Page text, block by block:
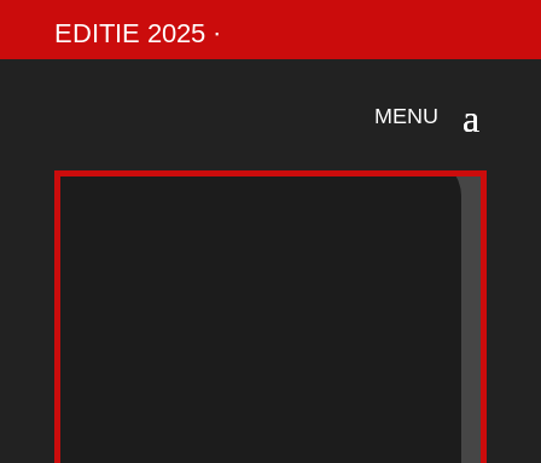
EDITIE 2025 ·